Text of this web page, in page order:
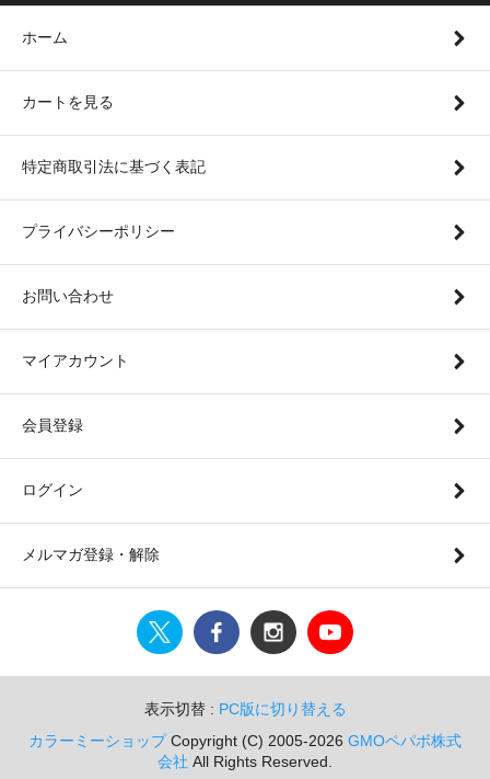
ホーム
カートを見る
特定商取引法に基づく表記
プライバシーポリシー
お問い合わせ
マイアカウント
会員登録
ログイン
メルマガ登録・解除
表示切替 : PC版に切り替える
カラーミーショップCopyright (C) 2005-2026 GMOペパボ株式
会社 All Rights Reserved.